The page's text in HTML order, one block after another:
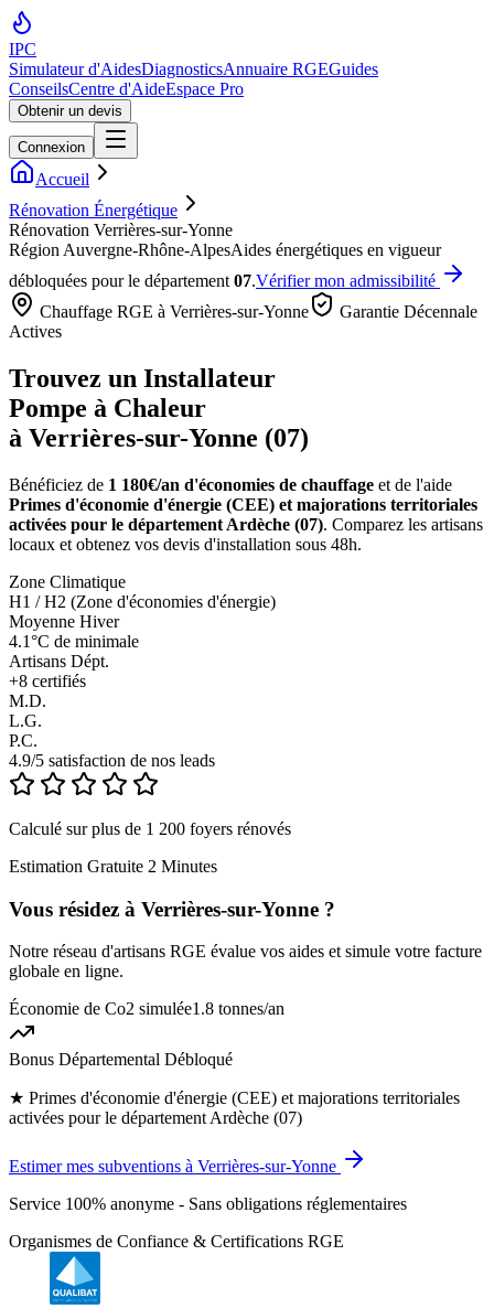
IPC
Simulateur d'AidesDiagnosticsAnnuaire RGEGuides
ConseilsCentre d'AideEspace Pro
Obtenir un devis
Connexion
Accueil
Rénovation Énergétique
Rénovation Verrières-sur-Yonne
Région Auvergne-Rhône-AlpesAides énergétiques en vigueur
débloquées pour le département 07.Vérifier mon admissibilité
Chauffage RGE à Verrières-sur-Yonne
Garantie Décennale
Actives
Trouvez un Installateur
Pompe à Chaleur
à Verrières-sur-Yonne (07)
Bénéficiez de 1 180€/an d'économies de chauffage et de l'aide
Primes d'économie d'énergie (CEE) et majorations territoriales
activées pour le département Ardèche (07). Comparez les artisans
locaux et obtenez vos devis d'installation sous 48h.
Zone Climatique
H1 / H2 (Zone d'économies d'énergie)
Moyenne Hiver
4.1°C de minimale
Artisans Dépt.
+8 certifiés
M.D.
L.G.
P.C.
4.9/5 satisfaction de nos leads
Calculé sur plus de 1 200 foyers rénovés
Estimation Gratuite 2 Minutes
Vous résidez à Verrières-sur-Yonne ?
Notre réseau d'artisans RGE évalue vos aides et simule votre facture
globale en ligne.
Économie de Co2 simulée1.8 tonnes/an
Bonus Départemental Débloqué
★ Primes d'économie d'énergie (CEE) et majorations territoriales
activées pour le département Ardèche (07)
Estimer mes subventions à Verrières-sur-Yonne
Service 100% anonyme - Sans obligations réglementaires
Organismes de Confiance & Certifications RGE